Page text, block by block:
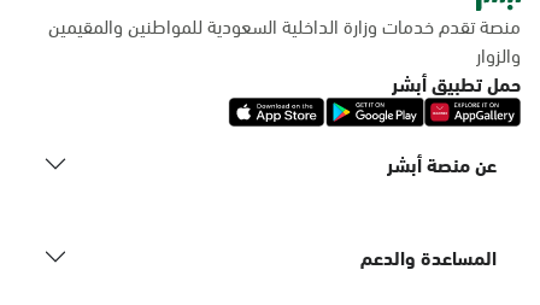
منصة تقدم خدمات وزارة الداخلية السعودية للمواطنين والمقيمين
والزوار
حمل تطبيق أبشر
عن منصة أبشر
المساعدة والدعم